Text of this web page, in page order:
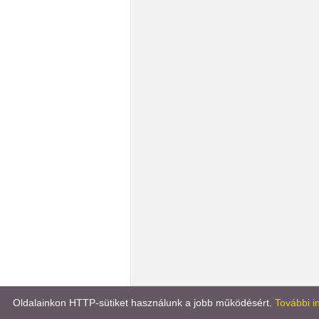
Könyvportál Líra könyv
Oldalainkon HTTP-sütiket használunk a jobb működésért. További